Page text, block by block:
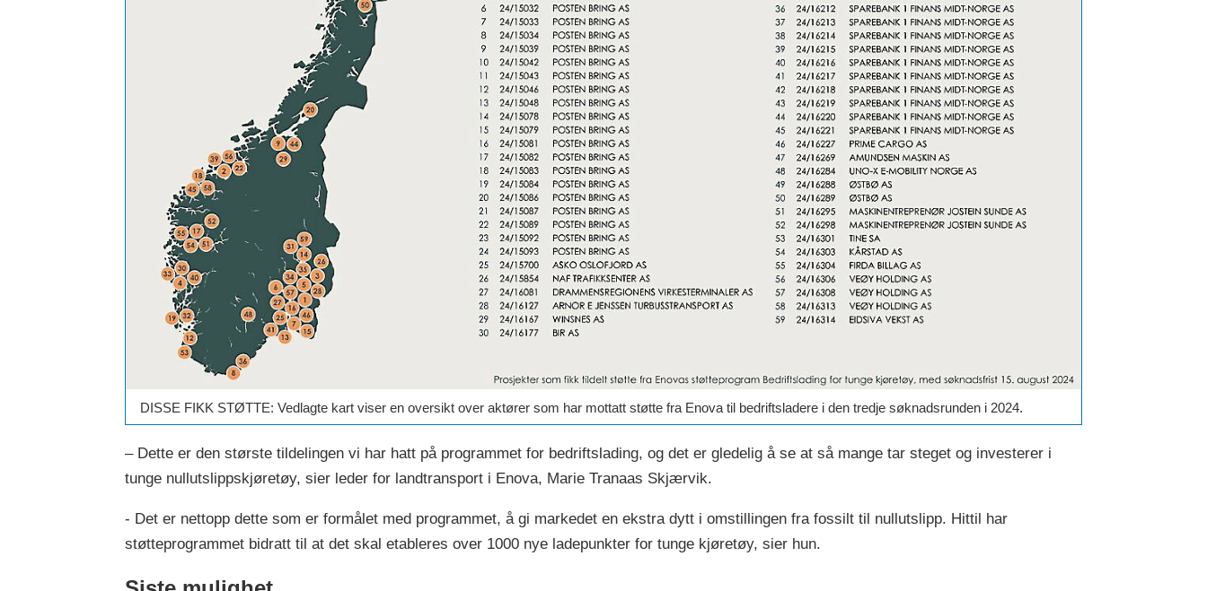
DISSE FIKK STØTTE: Vedlagte kart viser en oversikt over aktører som har mottatt støtte fra Enova til bedriftsladere i den tredje søknadsrunden i 2024.
– Dette er den største tildelingen vi har hatt på programmet for bedriftslading, og det er gledelig å se at så mange tar steget og investerer i
tunge nullutslippskjøretøy, sier leder for landtransport i Enova, Marie Tranaas Skjærvik.
- Det er nettopp dette som er formålet med programmet, å gi markedet en ekstra dytt i omstillingen fra fossilt til nullutslipp. Hittil har
støtteprogrammet bidratt til at det skal etableres over 1000 nye ladepunkter for tunge kjøretøy, sier hun.